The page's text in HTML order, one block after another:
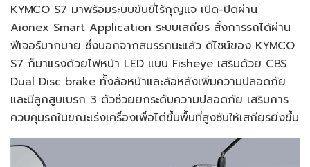
KYMCO S7 มาพร้อมระบบขับขี่ไร้กุญแจ เปิด-ปิดผ่าน
Aionex Smart Application ระบบเสถียร สั่งการรถได้ผ่าน
ฟีเจอร์มากมาย ซึ่งนอกจากสมรรถนะแล้ว ดีไซน์ของ KYMCO
S7 ก็มาแรงด้วยไฟหน้า LED แบบ Fisheye เสริมด้วย CBS
Dual Disc brake ทั้งล้อหน้าและล้อหลังเพิ่มความปลอดภัย
และมีลูกสูบเบรก 3 ตัวช่วยยกระดับความปลอดภัย เสริมการ
ควบคุมรถในขณะเร่งเครื่องเพื่อไต่ขึ้นพื้นที่สูงชันให้เสถียรยิ่งขึ้น